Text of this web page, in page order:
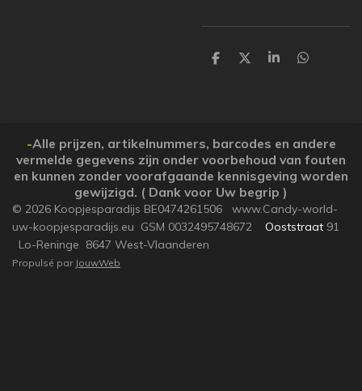
P
e
P
e
r
P
e
r
P
e
-Alle prijzen, artikelnummers, barcodes en andere
vermelde gegevens zijn onder voorbehoud van fouten
en kunnen zonder voorafgaande kennisgeving worden
gewijzigd. ( Dank voor Uw begrip )
© 2026 Koopjesparadijs BE0474261506 www.Candy-world-
uw-koopjesparadijs.eu GSM 0032495748672 Ooststraat 91
Lo-Reninge 8647 West-Vlaanderen
Propulsé par JouwWeb